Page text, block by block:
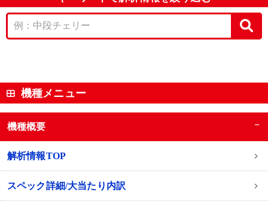
機種メニュー
機種概要 −
解析情報TOP
スペック詳細/大当たり内訳